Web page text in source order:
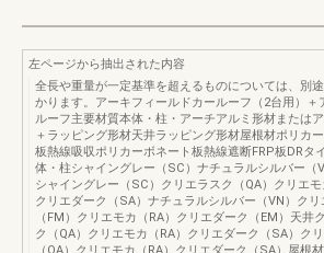
左ページから抽出された内容
全長や重量が一定基準を超えるものについては、別
かります。アーキフィールドカールーフ（2台用）＋
ルーフ主要材質本体・柱・アーチアルミ形材または
＋ラッピング形材天井ラッピング形材屋根材ポリカ
板熱線吸収ポリカーボネート板熱線遮断FRP板DRタ
体・柱シャイングレー（SC）ナチュラルシルバー（
シャイングレー（SC）クリエラスク（QA）クリエモ
クリエダーク（SA）ナチュラルシルバー（VN）クリ
（FM）クリエモカ（RA）クリエダーク（EM）天井
ク（QA）クリエモカ（RA）クリエダーク（SA）ク
（QA）クリエモカ（RA）クリエダーク（SA）屋根